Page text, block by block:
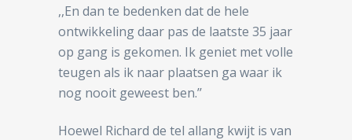
,,En dan te bedenken dat de hele
ontwikkeling daar pas de laatste 35 jaar
op gang is gekomen. Ik geniet met volle
teugen als ik naar plaatsen ga waar ik
nog nooit geweest ben.’’
Hoewel Richard de tel allang kwijt is van